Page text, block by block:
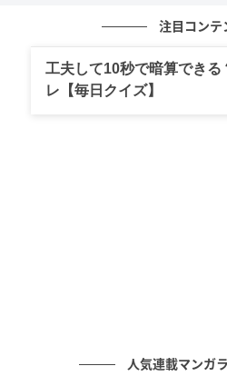
注目コンテ
工夫して10秒で暗算できる
レ【毎日クイズ】
人気連載マンガ